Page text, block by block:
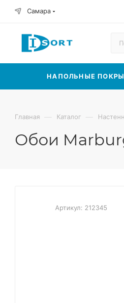
Самара
НАПОЛЬНЫЕ
Главная — Каталог —
Обои
Артикул: 212345